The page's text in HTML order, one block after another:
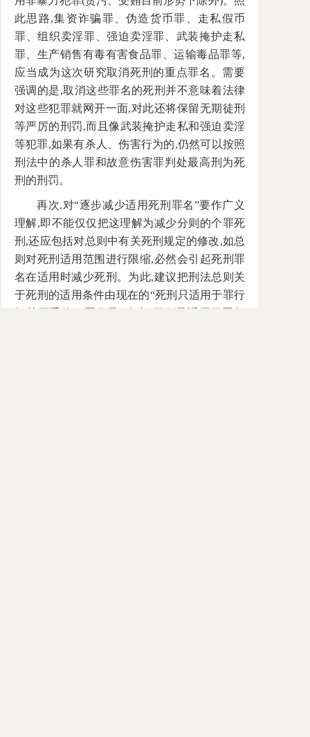
此思路,集资诈骗罪、伪造货币罪、走私假币
罪、组织卖淫罪、强迫卖淫罪、武装掩护走私
罪、生产销售有毒有害食品罪、运输毒品罪等,
应当成为这次研究取消死刑的重点罪名。需要
强调的是,取消这些罪名的死刑并不意味着法律
对这些犯罪就网开一面,对此还将保留无期徒刑
等严厉的刑罚,而且像武装掩护走私和强迫卖淫
等犯罪,如果有杀人、伤害行为的,仍然可以按照
刑法中的杀人罪和故意伤害罪判处最高刑为死
刑的刑罚。
再次,对“逐步减少适用死刑罪名”要作广义
理解,即不能仅仅把这理解为减少分则的个罪死
刑,还应包括对总则中有关死刑规定的修改,如总
则对死刑适用范围进行限缩,必然会引起死刑罪
名在适用时减少死刑。为此,建议把刑法总则关
于死刑的适用条件由现在的“死刑只适用于罪行